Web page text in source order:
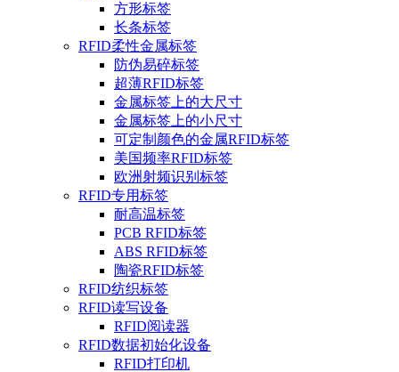
方形标签
长条标签
RFID柔性金属标签
防伪易碎标签
超薄RFID标签
金属标签上的大尺寸
金属标签上的小尺寸
可定制颜色的金属RFID标签
美国频率RFID标签
欧洲射频识别标签
RFID专用标签
耐高温标签
PCB RFID标签
ABS RFID标签
陶瓷RFID标签
RFID纺织标签
RFID读写设备
RFID阅读器
RFID数据初始化设备
RFID打印机